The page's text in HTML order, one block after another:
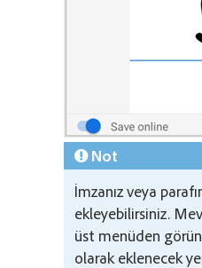
Not
İmzanız veya
ekleyebilirsiniz.
üst menüden
olarak eklenecek